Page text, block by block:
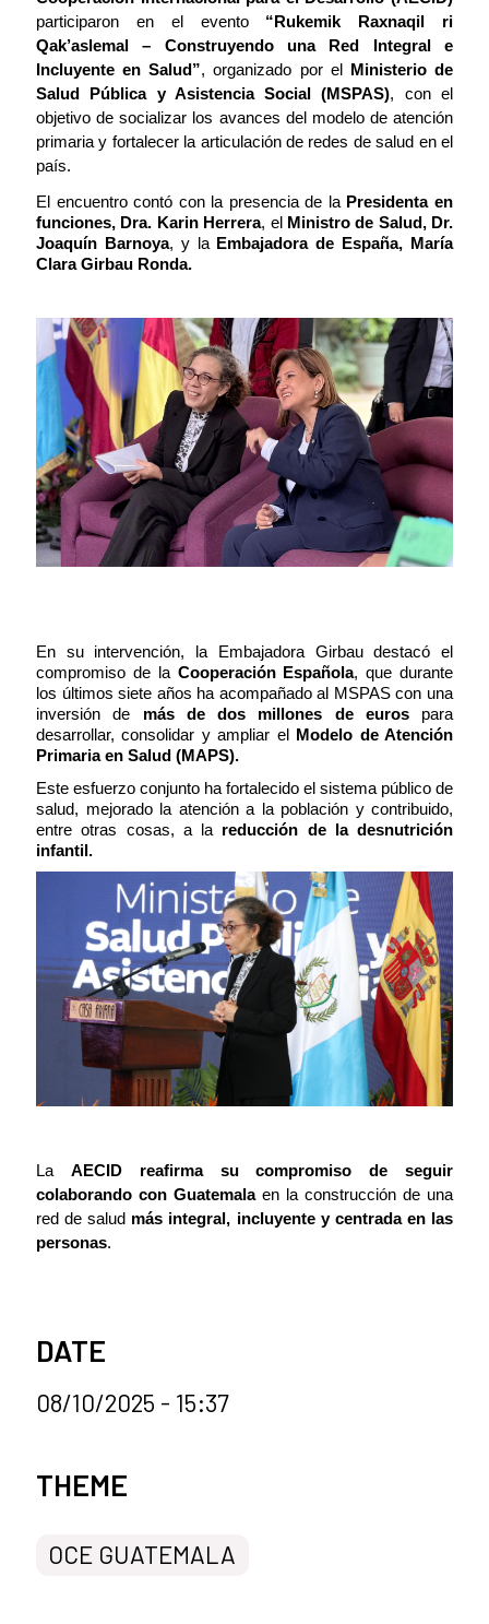
participaron en el evento “Rukemik Raxnaqil ri
Qak’aslemal – Construyendo una Red Integral e
Incluyente en Salud”, organizado por el
Ministerio de
Salud Pública y Asistencia Social (MSPAS), con el
objetivo de socializar los avances del modelo de atención
primaria y fortalecer la articulación de redes de salud en el
país.
El encuentro contó con la presencia de la Presidenta en
funciones, Dra. Karin Herrera, el Ministro de Salud, Dr.
Joaquín Barnoya, y la Embajadora de España, María
Clara Girbau Ronda.
En su intervención, la Embajadora Girbau destacó el
compromiso de la Cooperación Española, que durante
los últimos siete años ha acompañado al MSPAS con una
inversión de más de dos millones de eurospara
desarrollar, consolidar y ampliar el
Modelo de Atención
Primaria en Salud (MAPS).
Este esfuerzo conjunto ha fortalecido el sistema público de
salud, mejorado la atención a la población y contribuido,
entre otras cosas, a la reducción de la desnutrición
infantil.
La AECID reafirma su compromiso de seguir
colaborando con Guatemalaen la construcción de una
red de salud más integral, incluyente y centrada en las
personas.
DATE
08/10/2025 - 15:37
News categories
THEME
OCE GUATEMALA